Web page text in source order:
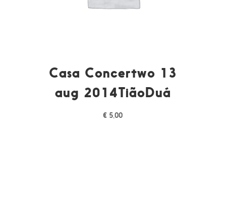
Casa Concertwo 13
aug 2014TiãoDuá
€ 5,00